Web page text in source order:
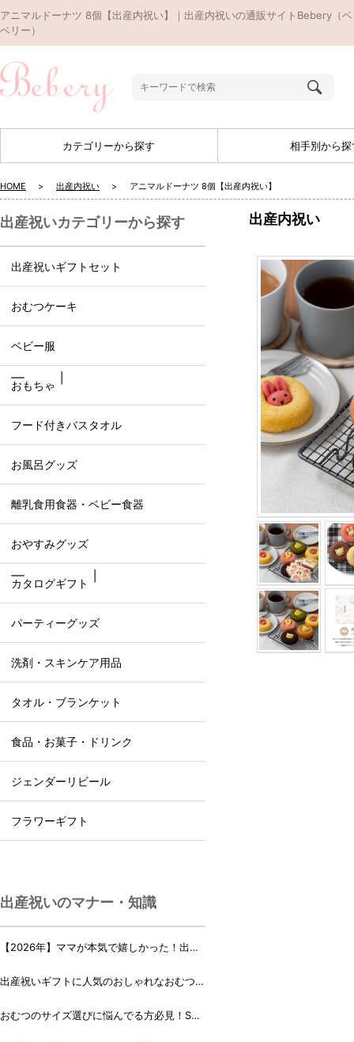
アニマルドーナツ 8個【出産内祝い】｜出産内祝いの通販サイトBebery（ベ
ベリー）
カテゴリーから探す 相手別から探
HOME 出産内祝い アニマルドーナツ 8個【出産内祝い】
出産内祝い
出産祝いカテゴリーから探す
出産祝いギフトセット
おむつケーキ
ベビー服
おもちゃ
フード付きバスタオル
お風呂グッズ
離乳食用食器・ベビー食器
おやすみグッズ
カタログギフト
パーティーグッズ
洗剤・スキンケア用品
タオル・ブランケット
食品・お菓子・ドリンク
ジェンダーリビール
フラワーギフト
出産祝いのマナー・知識
【2026年】ママが本気で嬉しかった！出産
出産祝いギフトに人気のおしゃれなおむつケ
おむつのサイズ選びに悩んでる方必見！Sサ